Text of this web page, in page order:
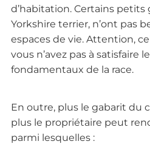
d’habitation. Certains petits
Yorkshire terrier, n’ont pas
espaces de vie. Attention,
vous n’avez pas à satisfaire
fondamentaux de la race.
En outre, plus le gabarit du
plus le propriétaire peut
parmi lesquelles :